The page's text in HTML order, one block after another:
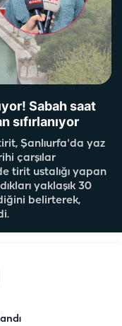
Sabah saat
sıfırlanıyor
Şanlıurfa'da yaz
çarşılar
tirit ustalığı yapan
yaklaşık 30
belirterek,